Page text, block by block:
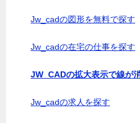
Jw_cadの図形を無料で探す
Jw_cadの在宅の仕事を探す
JW_CADの拡大表示で線が
Jw_cadの求人を探す